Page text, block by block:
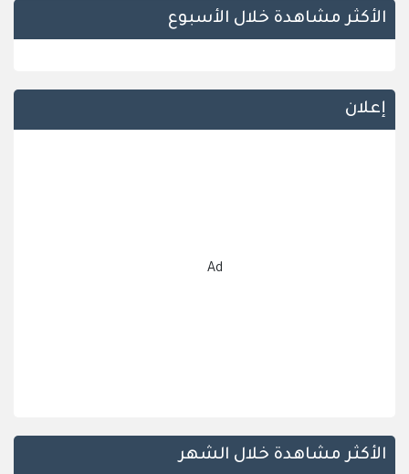
الأكثر مشاهدة خلال الأسبوع
إعلان
Ad
الأكثر مشاهدة خلال الشهر